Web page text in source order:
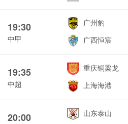
19:30
中甲
广州豹
广西恒宸
19:35
中超
重庆铜梁龙
上海海港
20:00
山东泰山